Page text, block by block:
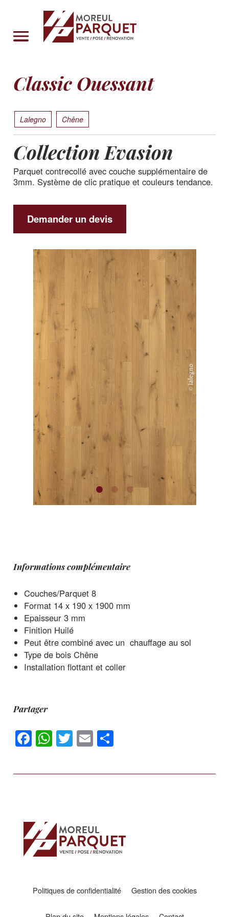
Classic Ouessant
Lalegno Chêne
Collection Evasion
Parquet contrecollé avec couche supplémentaire de
3mm. Système de clic pratique et couleurs tendance.
Demander un devis
Informations complémentaire
Couches/Parquet 8
Format 14 x 190 x 1900 mm
Epaisseur 3 mm
Finition Huilé
Peut être combiné avec un chauffage au sol
Type de bois Chêne
Installation flottant et coller
Partager
Facebook
WhatsApp
Twitter
Email
Politiques de confidentialité Gestion des cookies